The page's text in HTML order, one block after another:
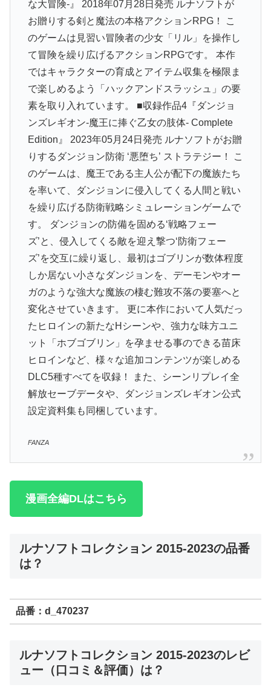
な大冒険-』 2018年07月28日発売 ルナソフトが
お贈りする剣と魔法の本格アクションRPG！ こ
のゲームは見習い冒険者の少女「リル」を操作し
て冒険を繰り広げるアクションRPGです。 本作
ではキャラクターの育成とアイテム収集を極限ま
で楽しめるよう「ハックアンドスラッシュ」の要
素を取り入れています。 ■収録作品4『ダンジョ
ンズレギオン-魔王に捧ぐ乙女の肢体- Complete
Edition』 2023年05月24日発売 ルナソフトがお贈
りするダンジョン防衛 ‘悪堕ち’ ストラテジー！ こ
のゲームは、魔王である主人公が配下の魔族たち
を率いて、ダンジョンに侵入してくる人間と戦い
を繰り広げる防衛戦略シミュレーションゲームで
す。 ダンジョンの防備を固める‘戦略フェー
ズ’と、侵入してくる敵を迎え撃つ‘防衛フェー
ズ’を交互に繰り返し、最初はゴブリンが数体程度
しか居ない小さなダンジョンを、デーモンやオー
ガのような強大な魔族の棲む難攻不落の要塞へと
変化させていきます。 更に本作において人気だっ
たヒロインの新たなHシーンや、強力な味方ユニ
ット「ホブゴブリン」を孕ませる事のできる苗床
ヒロインなど、様々な追加コンテンツが楽しめる
DLC5種すべてを収録！ また、シーンリプレイ全
解放セーブデータや、ダンジョンズレギオン公式
設定資料集も同梱しています。
FANZA
漫画全編DLはこちら
ルナソフトコレクション 2015-2023の品番
は？
品番：d_470237
ルナソフトコレクション 2015-2023のレビ
ュー（口コミ＆評価）は？